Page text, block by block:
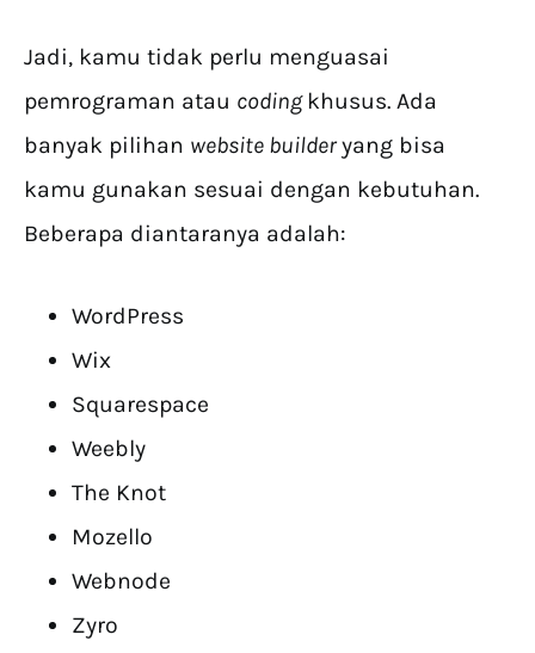
Jadi, kamu tidak perlu menguasai
pemrograman atau coding khusus. Ada
banyak pilihan website builderyang bisa
kamu gunakan sesuai dengan kebutuhan.
Beberapa diantaranya adalah:
WordPress
Wix
Squarespace
Weebly
The Knot
Mozello
Webnode
Zyro